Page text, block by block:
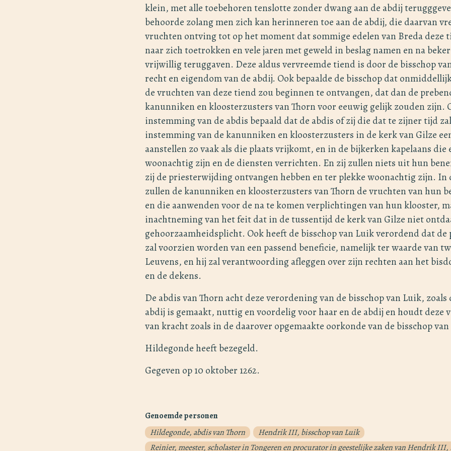
klein, met alle toebehoren tenslotte zonder dwang aan de abdij
behoorde zolang men zich kan herinneren toe aan de abdij, die daarvan
vruchten ontving tot op het moment dat sommige edelen van Breda
naar zich toetrokken en vele jaren met geweld in beslag namen en na
vrijwillig teruggaven. Deze aldus vervreemde tiend is door de bisschop
recht en eigendom van de abdij. Ook bepaalde de bisschop dat
de vruchten van deze tiend zou beginnen te ontvangen, dat dan de
kanunniken en kloosterzusters van Thorn voor eeuwig gelijk zouden zijn.
instemming van de abdis bepaald dat de abdis of zij die dat te zijner tijd
instemming van de kanunniken en kloosterzusters in de kerk van Gilze
aanstellen zo vaak als die plaats vrijkomt, en in de bijkerken kapelaans
woonachtig zijn en de diensten verrichten. En zij zullen niets uit hun
zij de priesterwijding ontvangen hebben en ter plekke woonachtig zijn. In
zullen de kanunniken en kloosterzusters van Thorn de vruchten van hun
en die aanwenden voor de na te komen verplichtingen van hun klooster,
inachtneming van het feit dat in de tussentijd de kerk van Gilze niet
gehoorzaamheidsplicht. Ook heeft de bisschop van Luik verordend dat de
zal voorzien worden van een passend beneficie, namelijk ter waarde van
Leuvens, en hij zal verantwoording afleggen over zijn rechten aan het
en de dekens.
De abdis van Thorn acht deze verordening van de bisschop van Luik,
abdij is gemaakt, nuttig en voordelig voor haar en de abdij en houdt deze
van kracht zoals in de daarover opgemaakte oorkonde van de bisschop
Hildegonde heeft bezegeld.
Gegeven op 10 oktober 1262.
Genoemde personen
Hildegonde, abdis van Thorn
Hendrik III, bisschop van Luik
Reinier, meester, scholaster in Tongeren en procurator in geestelijke zaken van Hendrik III,